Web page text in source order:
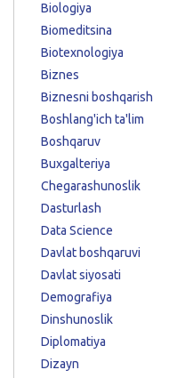
Biologiya
Biomeditsina
Biotexnologiya
Biznes
Biznesni boshqarish
Boshlang'ich ta'lim
Boshqaruv
Buxgalteriya
Chegarashunoslik
Dasturlash
Data Science
Davlat boshqaruvi
Davlat siyosati
Demografiya
Dinshunoslik
Diplomatiya
Dizayn